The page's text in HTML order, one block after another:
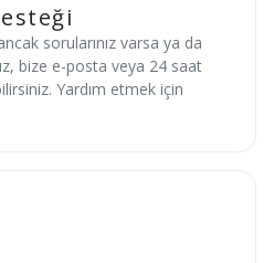
sorularınız varsa ya da
bize e-posta veya 24 saat
Yardım etmek için